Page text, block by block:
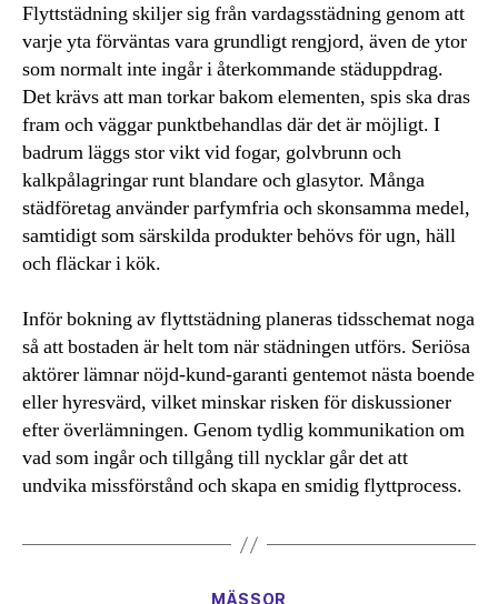
Flyttstädning skiljer sig från vardagsstädning genom att
varje yta förväntas vara grundligt rengjord, även de ytor
som normalt inte ingår i återkommande städuppdrag.
Det krävs att man torkar bakom elementen, spis ska dras
fram och väggar punktbehandlas där det är möjligt. I
badrum läggs stor vikt vid fogar, golvbrunn och
kalkpålagringar runt blandare och glasytor. Många
städföretag använder parfymfria och skonsamma medel,
samtidigt som särskilda produkter behövs för ugn, häll
och fläckar i kök.
Inför bokning av flyttstädning planeras tidsschemat noga
så att bostaden är helt tom när städningen utförs. Seriösa
aktörer lämnar nöjd-kund-garanti gentemot nästa boende
eller hyresvärd, vilket minskar risken för diskussioner
efter överlämningen. Genom tydlig kommunikation om
vad som ingår och tillgång till nycklar går det att
undvika missförstånd och skapa en smidig flyttprocess.
Kategorier
MÄSSOR